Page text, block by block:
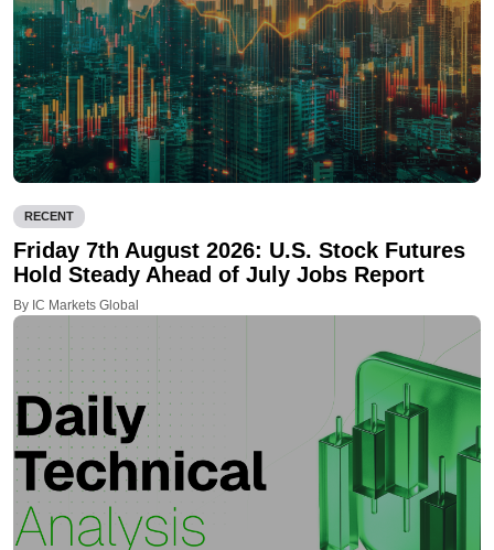
RECENT
Friday 7th August 2026: U.S. Stock Futures
Hold Steady Ahead of July Jobs Report
By IC Markets Global